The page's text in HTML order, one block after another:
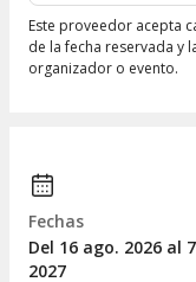
Este proveedor acepta
de la fecha reservada y
organizador o evento.
Fechas
Del 16 ago. 2026 al 7
2027